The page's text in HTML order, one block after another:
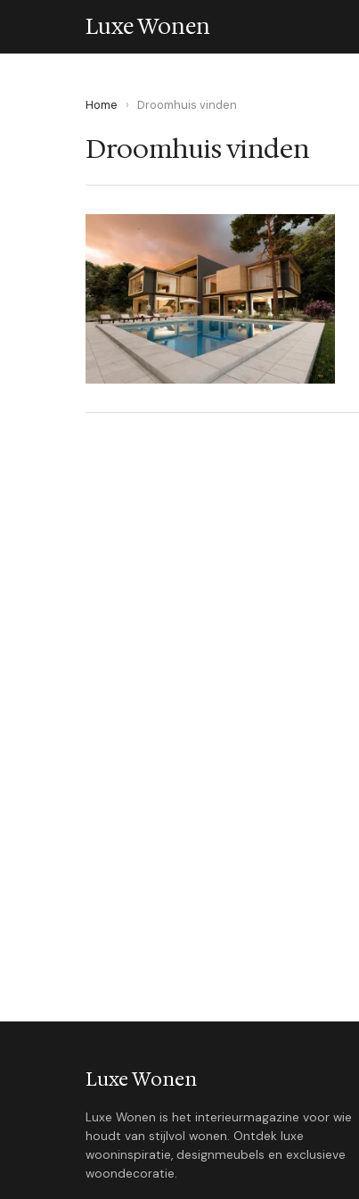
Luxe Wonen
Home › Droomhuis vinden
Droomhuis vinden
Luxe Wonen
Luxe Wonen is het interieurmagazine voor wie
houdt van stijlvol wonen. Ontdek luxe
wooninspiratie, designmeubels en exclusieve
woondecoratie.